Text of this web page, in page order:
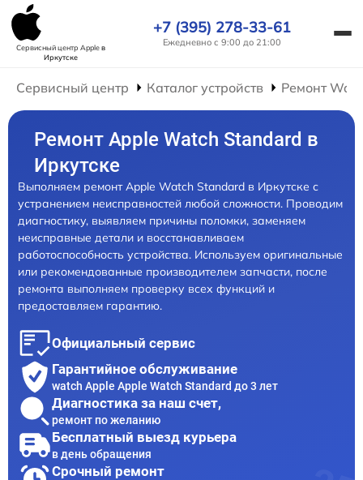
Сервисный центр Appleв
Иркутске
+7 (395) 278-33-61
Ежедневно с 9:00 до 21:00
Сервисный центр Каталог устройств Ремонт
Ремонт Apple Watch Standard в
Иркутске
Выполняем ремонт Apple Watch Standard в Иркутске с
устранением неисправностей любой сложности. Проводим
диагностику, выявляем причины поломки, заменяем
неисправные детали и восстанавливаем
работоспособность устройства. Используем оригинальные
или рекомендованные производителем запчасти, после
ремонта выполняем проверку всех функций и
предоставляем гарантию.
Официальный сервис
Гарантийное обслуживание
watch Apple Apple Watch Standard до 3 лет
Диагностика за наш счет,
ремонт по желанию
Бесплатный выезд курьера
в день обращения
Срочный ремонт